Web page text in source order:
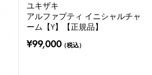
ユキザキ
アルファプティ イニシャルチャ
ーム【Y】【正規品】
¥99,000（税込）